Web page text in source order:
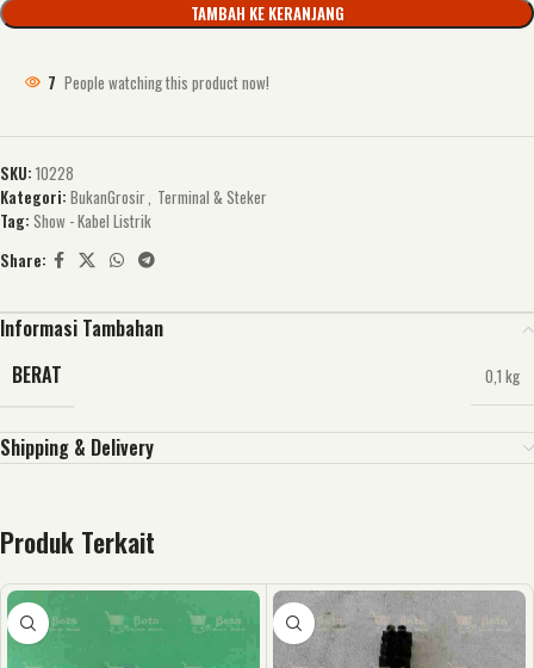
TAMBAH KE KERANJANG
7 People watching this product now!
SKU: 10228
Kategori: BukanGrosir, Terminal & Steker
Tag: Show - Kabel Listrik
Share:
Informasi Tambahan
BERAT
0,1 kg
Shipping & Delivery
Produk Terkait